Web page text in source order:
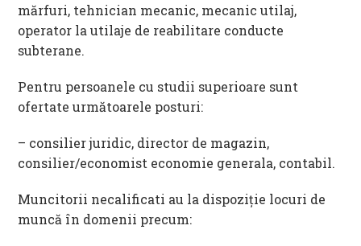
mărfuri, tehnician mecanic, mecanic utilaj,
operator la utilaje de reabilitare conducte
subterane.
Pentru persoanele cu studii superioare sunt
ofertate următoarele posturi:
– consilier juridic, director de magazin,
consilier/economist economie generala, contabil.
Muncitorii necalificati au la dispoziție locuri de
muncă în domenii precum: